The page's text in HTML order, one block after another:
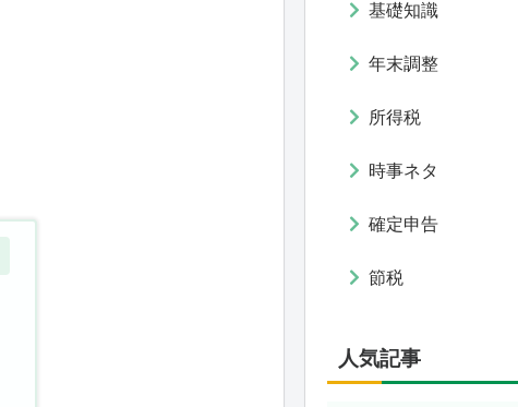
基礎知識
年末調整
所得税
時事ネタ
確定申告
節税
人気記事